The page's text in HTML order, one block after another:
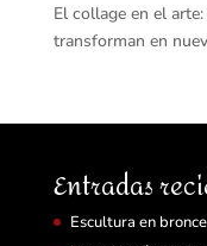
El collage en el
transforman en
Entradas
Escultura en